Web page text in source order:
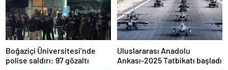
Boğaziçi Üniversitesi’nde
polise saldırı: 97 gözaltı
Uluslararası Anadolu
Ankası-2025 Tatbikatı başladı